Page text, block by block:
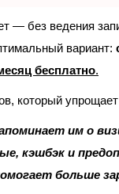
— без ведения
вариант:
бесплатно.
который
им о
кэшбэк и
больше